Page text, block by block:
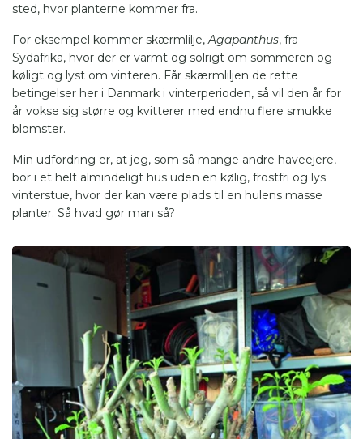
sted, hvor planterne kommer fra.
For eksempel kommer skærmlilje, Agapanthus, fra
Sydafrika, hvor der er varmt og solrigt om sommeren og
køligt og lyst om vinteren. Får skærmliljen de rette
betingelser her i Danmark i vinterperioden, så vil den år for
år vokse sig større og kvitterer med endnu flere smukke
blomster.
Min udfordring er, at jeg, som så mange andre haveejere,
bor i et helt almindeligt hus uden en kølig, frostfri og lys
vinterstue, hvor der kan være plads til en hulens masse
planter. Så hvad gør man så?